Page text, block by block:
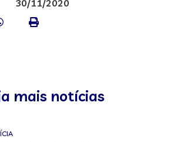
30/11/2020
mais notícias